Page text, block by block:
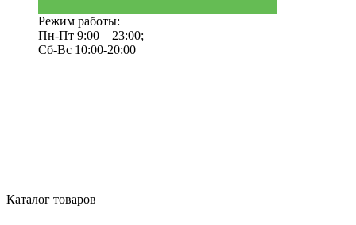
Режим работы:
Пн-Пт 9:00—23:00;
Сб-Вс 10:00-20:00
Каталог товаров